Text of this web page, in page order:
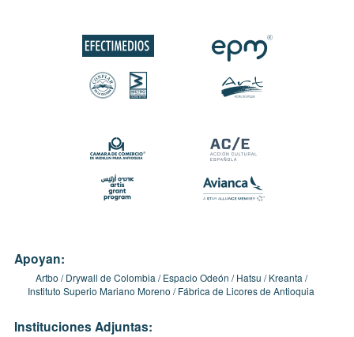
Apoyan:
Artbo Drywall de Colombia Espacio Odeón Hatsu
Kreanta
Instituto Superio Mariano Moreno
Fábrica de Licores de Antioquia
Instituciones Adjuntas: